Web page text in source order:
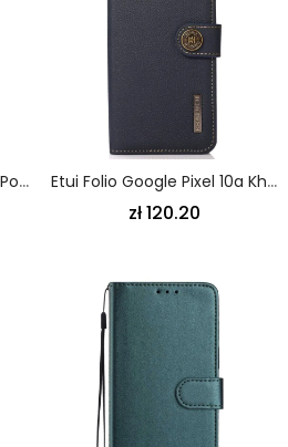
Etui Folio Google Pixel 10a Portfel Vintage I Pasek Na Ramię Pasek Etui Folio Google Pixel 10a Khazneh Etui Ochronne
zł 120.20